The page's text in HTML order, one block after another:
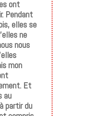
ont
Pendant
elles se
ne
nous
mon
Et
au
partir du